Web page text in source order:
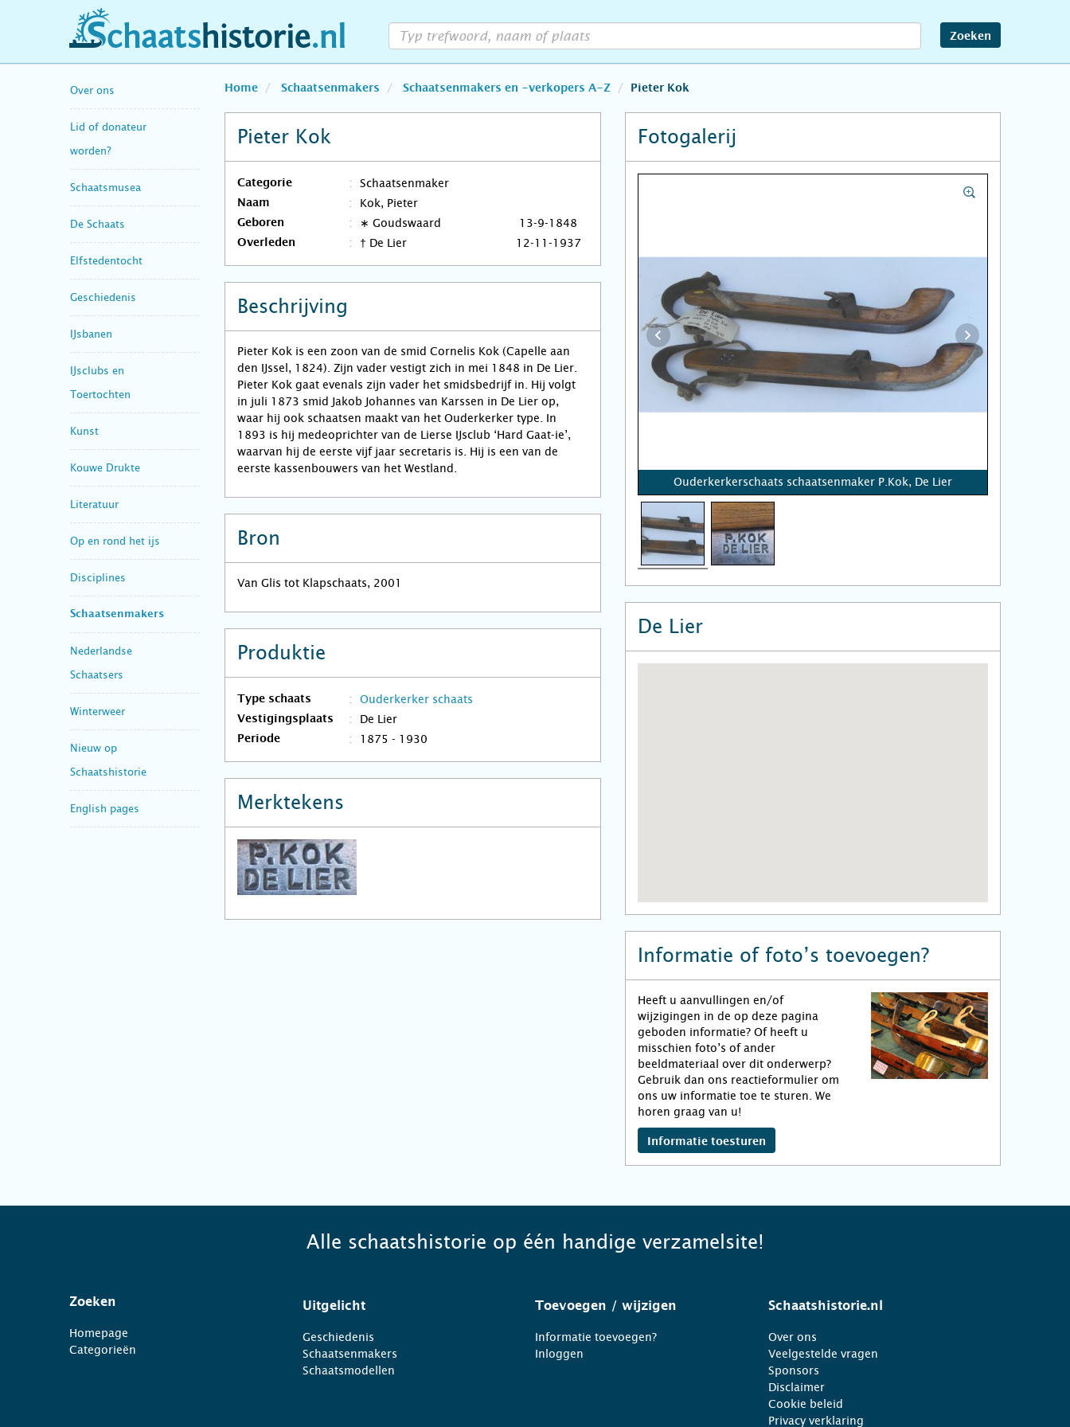
schaatshistorie.nl Zoeken
Over ons
Lid of donateur
worden?
Schaatsmusea
De Schaats
Elfstedentocht
Geschiedenis
IJsbanen
IJsclubs en
Toertochten
Kunst
Kouwe Drukte
Literatuur
Op en rond het ijs
Disciplines
Schaatsenmakers
Nederlandse
Schaatsers
Winterweer
Nieuw op
Schaatshistorie
English pages
Home Schaatsenmakers Schaatsenmakers en -verkopers A-Z Pieter Kok
Pieter Kok
Categorie Schaatsenmaker
Naam Kok, Pieter
Geboren ∗ Goudswaard 13-9-1848
Overleden † De Lier 12-11-1937
Beschrijving
Pieter Kok is een zoon van de smid Cornelis Kok (Capelle aan
den IJssel, 1824). Zijn vader vestigt zich in mei 1848 in De Lier.
Pieter Kok gaat evenals zijn vader het smidsbedrijf in. Hij volgt
in juli 1873 smid Jakob Johannes van Karssen in De Lier op,
waar hij ook schaatsen maakt van het Ouderkerker type. In
1893 is hij medeoprichter van de Lierse IJsclub ‘Hard Gaat-ie’,
waarvan hij de eerste vijf jaar secretaris is. Hij is een van de
eerste kassenbouwers van het Westland.
Bron
Van Glis tot Klapschaats, 2001
Produktie
Type schaats Ouderkerker schaats
Vestigingsplaats De Lier
Periode 1875 - 1930
Merktekens
Fotogalerij
Ouderkerkerschaats schaatsenmaker P.Kok, De Lier
De Lier
Informatie of foto’s toevoegen?
Heeft u aanvullingen en/of
wijzigingen in de op deze pagina
geboden informatie? Of heeft u
misschien foto’s of ander
beeldmateriaal over dit onderwerp?
Gebruik dan ons reactieformulier om
ons uw informatie toe te sturen. We
horen graag van u!
Informatie toesturen
Alle schaatshistorie op één handige verzamelsite!
Zoeken
Homepage
Categorieën
Uitgelicht
Geschiedenis
Schaatsenmakers
Schaatsmodellen
Toevoegen / wijzigen
Informatie toevoegen?
Inloggen
Schaatshistorie.nl
Over ons
Veelgestelde vragen
Sponsors
Disclaimer
Cookie beleid
Privacy verklaring